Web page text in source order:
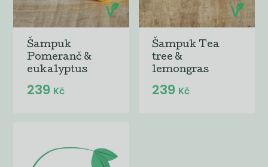
Šampuk
Pomeranč &
eukalyptus
239 Kč
Šampuk Tea
tree &
lemongras
239 Kč